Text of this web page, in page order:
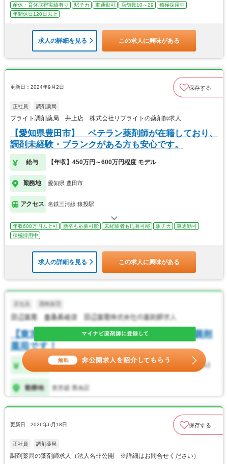
産休・育休取得実績有り
駅チカ 車通勤可 店舗数10～29
積極採用中
年間休日120日以上
求人の詳細を見る この求人に興味がある
更新日：2024年9月2日 保存する
正社員 調剤薬局
ブライト調剤薬局 井上店 株式会社リブライトの薬剤師求人
【愛知県豊田市】 ベテラン薬剤師が在籍しており、
調剤未経験・ブランクがある方も安心です。
給与 【年収】450万円～600万円程度 モデル
勤務地 愛知県 豊田市
アクセス 名鉄三河線 猿投駅
年収600万円以上可 新卒も応募可能 未経験者も応募可能 駅チカ
車通勤可
積極採用中
求人の詳細を見る この求人に興味がある
更新日：2026年6月18日 保存する
正社員 調剤薬局
調剤薬局の薬剤師求人（法人名非公開 ※詳細はお問合せください）